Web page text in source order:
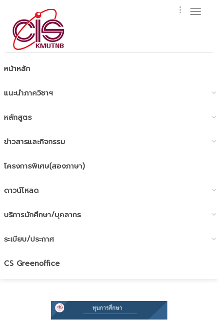
หน้าหลัก
แนะนำภาควิชาฯ
หลักสูตร
ข่าวสารและกิจกรรม
โครงการพิเศษ(สองภาษา)
ดาวน์โหลด
บริการนักศึกษา/บุคลากร
ระเบียบ/ประกาศ
CS Greenoffice